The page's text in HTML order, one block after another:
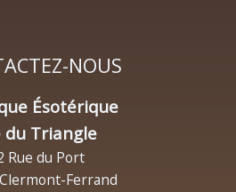
NOUS
Ésotérique
du Triangle
Rue du Port
Ferrand